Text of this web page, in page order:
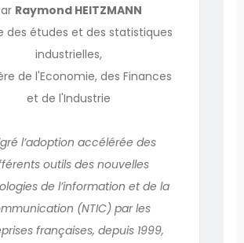
Raymond HEITZMANN
des études et des statistiques
industrielles,
de l'Economie, des Finances
et de l'Industrie
l’adoption accélérée des
outils des nouvelles
de l’information et de la
(NTIC) par les
françaises, depuis 1999,